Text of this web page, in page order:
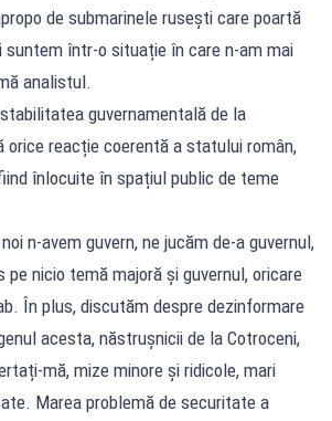
de submarinele rusești care poartă
suntem într-o situație în care n-am mai
analistul.
guvernamentală de la
orice reacție coerentă a statului român,
înlocuite în spațiul public de teme
n-avem guvern, ne jucăm de-a guvernul,
pe nicio temă majoră și guvernul, oricare
În plus, discutăm despre dezinformare
acesta, năstrușnicii de la Cotroceni,
mă, mize minore și ridicole, mari
Marea problemă de securitate a